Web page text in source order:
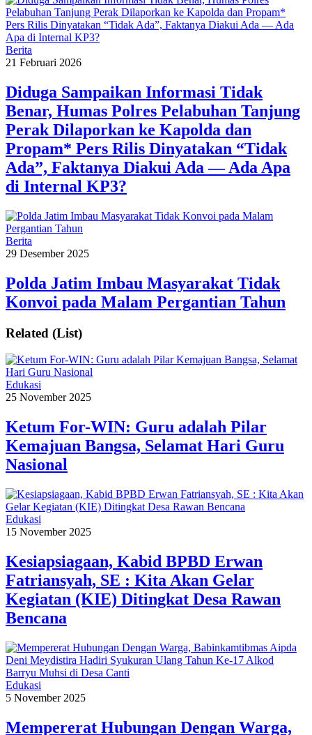
Berita
21 Februari 2026
Diduga Sampaikan Informasi Tidak
Benar, Humas Polres Pelabuhan Tanjung
Perak Dilaporkan ke Kapolda dan
Propam* Pers Rilis Dinyatakan “Tidak
Ada”, Faktanya Diakui Ada — Ada Apa
di Internal KP3?
Berita
29 Desember 2025
Polda Jatim Imbau Masyarakat Tidak
Konvoi pada Malam Pergantian Tahun
Related (List)
Edukasi
25 November 2025
Ketum For-WIN: Guru adalah Pilar
Kemajuan Bangsa, Selamat Hari Guru
Nasional
Edukasi
15 November 2025
Kesiapsiagaan, Kabid BPBD Erwan
Fatriansyah, SE : Kita Akan Gelar
Kegiatan (KIE) Ditingkat Desa Rawan
Bencana
Edukasi
5 November 2025
Mempererat Hubungan Dengan Warga,